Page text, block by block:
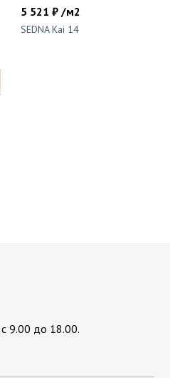
5 521 ₽ /м2
SEDNA Kai 14
9.00 до 18.00.